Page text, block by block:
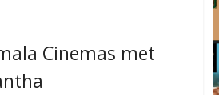
Cinemas met